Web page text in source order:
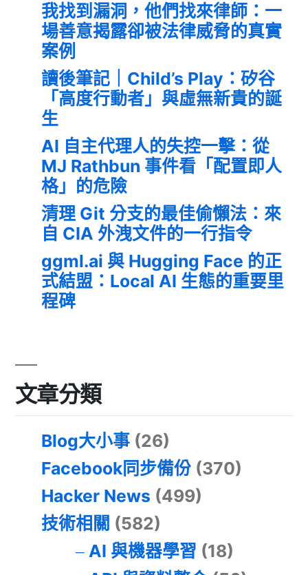
我找到漏洞，他們找來律師：一
場善意揭露卻被法律威脅的真實
案例
讀後筆記｜Child’s Play：矽谷
「高度行動者」與虛無新貴的誕
生
AI 自主代理人的失控一擊：從
MJ Rathbun 事件看「配置即人
格」的危險
清理 Git 分支的最佳偷懶法：來
自 CIA 外洩文件的一行指令
ggml.ai 與 Hugging Face 的正
式結盟：Local AI 生態的重要里
程碑
文章分類
Blog大小事 (26)
Facebook同步備份 (370)
Hacker News (499)
技術相關 (582)
AI 與機器學習 (18)